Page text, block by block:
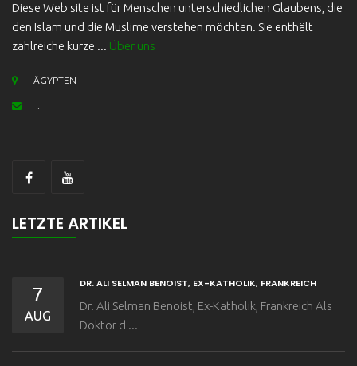
Diese Web site ist für Menschen unterschiedlichen Glaubens, die
den Islam und die Muslime verstehen möchten. Sie enthält
zahlreiche kurze ... Über uns
ÄGYPTEN
LETZTE ARTIKEL
7
AUG
DR. ALI SELMAN BENOIST, EX-KATHOLIK, FRANKREICH
Dr. Ali Selman Benoist, Ex-Katholik, Frankreich Als
Doktor d ...